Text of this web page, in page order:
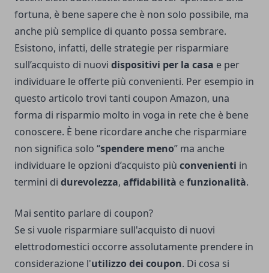
fortuna, è bene sapere che è non solo possibile, ma
anche più semplice di quanto possa sembrare.
Esistono, infatti, delle strategie per risparmiare
sull’acquisto di nuovi dispositivi per la casa e per
individuare le offerte più convenienti. Per esempio in
questo articolo trovi tanti coupon Amazon, una
forma di risparmio molto in voga in rete che è bene
conoscere. È bene ricordare anche che risparmiare
non significa solo “spendere meno” ma anche
individuare le opzioni d’acquisto più convenienti in
termini di durevolezza, affidabilità efunzionalità.
Mai sentito parlare di coupon?
Se si vuole risparmiare sull'acquisto di nuovi
elettrodomestici occorre assolutamente prendere in
considerazione l'utilizzo dei coupon. Di cosa si